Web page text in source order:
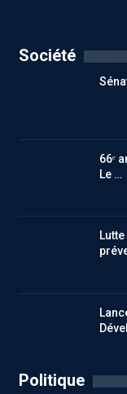
Société
66ᵉ
Le …
Politique